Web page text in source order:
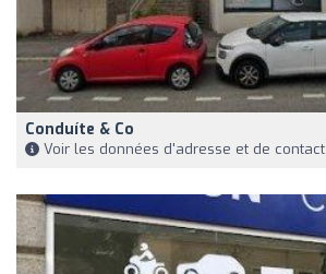
Conduíte & Co
Voir les données d'adresse et de contact